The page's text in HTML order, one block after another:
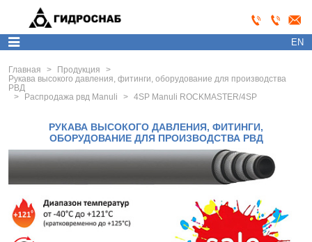
EN
Главная > Продукция
>
Рукава высокого давления, фитинги, оборудование для производства
РВД
>
Распродажа рвд Manuli > 4SP Manuli ROCKMASTER/4SP
РУКАВА ВЫСОКОГО ДАВЛЕНИЯ, ФИТИНГИ,
ОБОРУДОВАНИЕ ДЛЯ ПРОИЗВОДСТВА РВД